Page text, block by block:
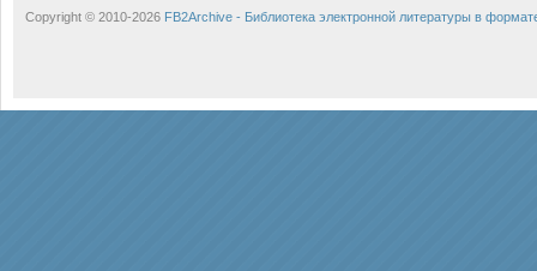
Copyright © 2010-2026 FB2Archive - Библиотека электронной литературы в